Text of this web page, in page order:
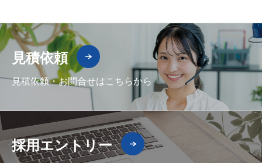
見積依頼
見積依頼・お問合せはこちらから
採用エントリー